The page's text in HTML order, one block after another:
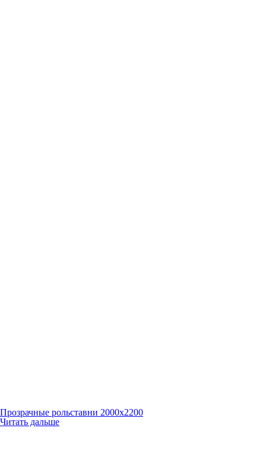
Прозрачные рольставни 2000х2200
Читать дальше